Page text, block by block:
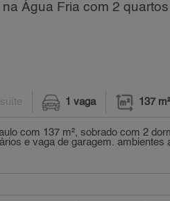
Água Fria com 2 quartos
1 vaga 137
com 137 m², sobrado com 2
e vaga de garagem. ambientes